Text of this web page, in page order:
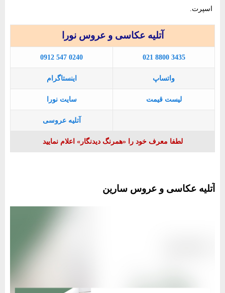
آتلیه عکاسی و عروس سارین
اسپرت.
آتلیه عکاسی و عروس نورا
0912 547 0240 021 8800 3435
اینستاگرام واتساپ
سایت نورا لیست قیمت
آتلیه عروسی
لطفا معرف خود را «همرنگ دیدنگار» اعلام نمایید